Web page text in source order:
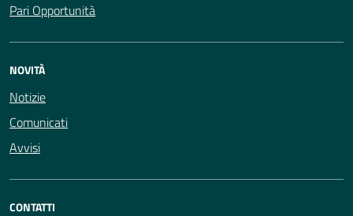
Pari Opportunità
NOVITÀ
Notizie
Comunicati
Avvisi
CONTATTI